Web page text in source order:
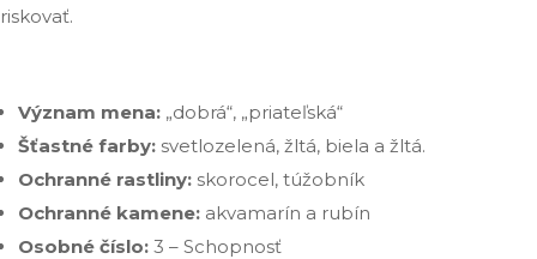
riskovať.
Význam mena: „dobrá“, „priateľská“
Šťastné farby: svetlozelená, žltá, biela a žltá.
Ochranné rastliny: skorocel, túžobník
Ochranné kamene: akvamarín a rubín
Osobné číslo: 3 – Schopnosť